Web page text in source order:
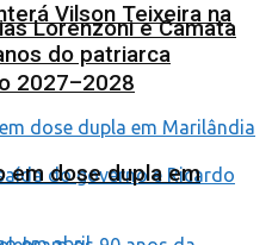
Vilson Teixeira na
2027–2028
Lorenzoni e Camata
do patriarca
em dose dupla em